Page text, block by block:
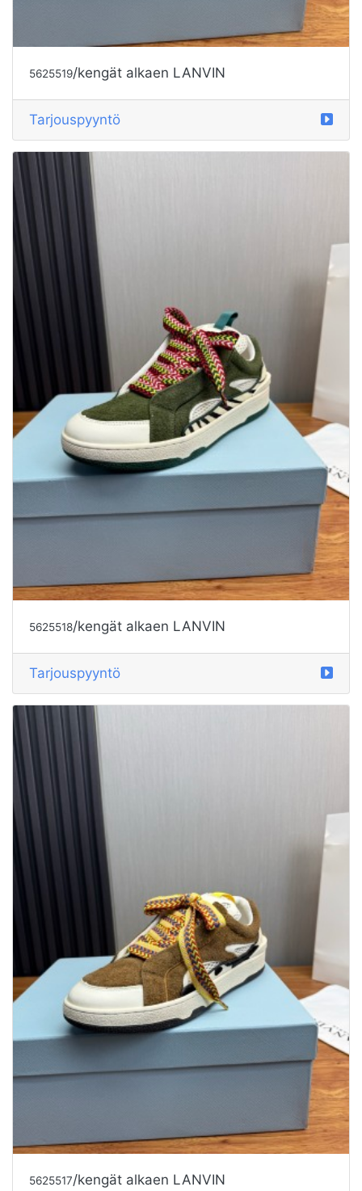
5625519/kengät alkaen LANVIN
Tarjouspyyntö
5625518/kengät alkaen LANVIN
Tarjouspyyntö
5625517/kengät alkaen LANVIN